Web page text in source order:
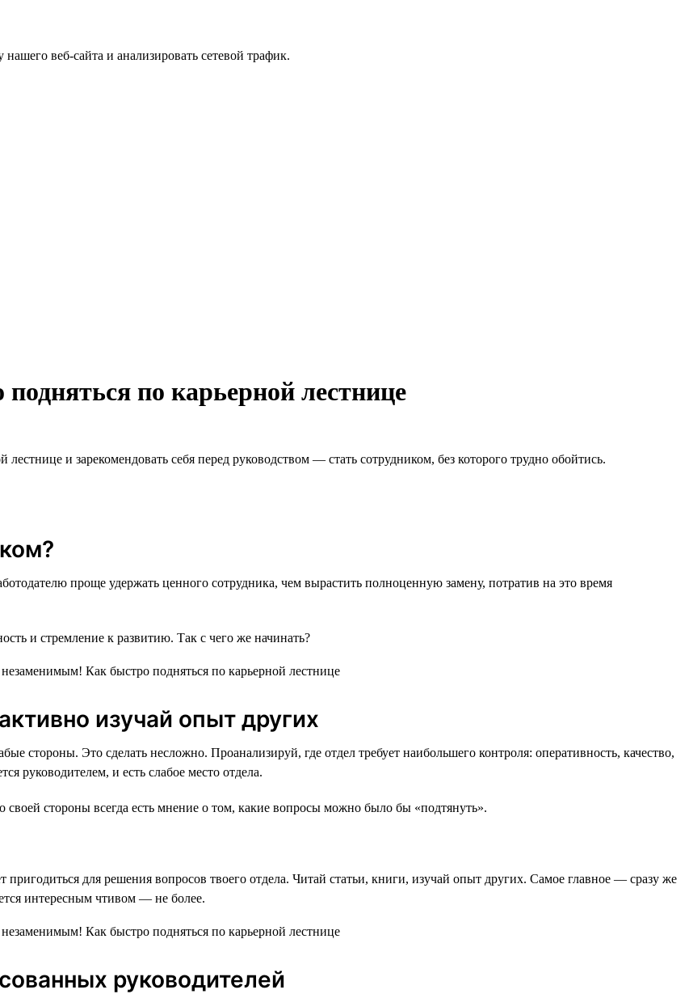
веб-сайта и анализировать сетевой трафик.
по карьерной лестнице
и зарекомендовать себя перед руководством — стать сотрудником, без которого трудно обойтись.
проще удержать ценного сотрудника, чем вырастить полноценную замену, потратив на это время
и стремление к развитию. Так с чего же начинать?
изучай опыт других
стороны. Это сделать несложно. Проанализируй, где отдел требует наибольшего контроля: оперативность, качество,
руководителем, и есть слабое место отдела.
стороны всегда есть мнение о том, какие вопросы можно было бы «подтянуть».
пригодиться для решения вопросов твоего отдела. Читай статьи, книги, изучай опыт других. Самое главное — сразу же
интересным чтивом — не более.
руководителей